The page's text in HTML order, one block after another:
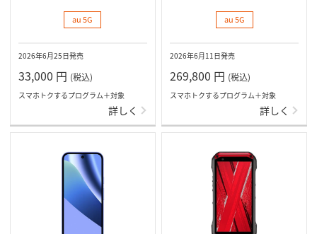
au 5G
2026年6月25日発売
33,000 円 (税込)
スマホトクするプログラム＋対象
詳しく
au 5G
2026年6月11日発売
269,800 円 (税込)
スマホトクするプログラム＋対象
詳しく